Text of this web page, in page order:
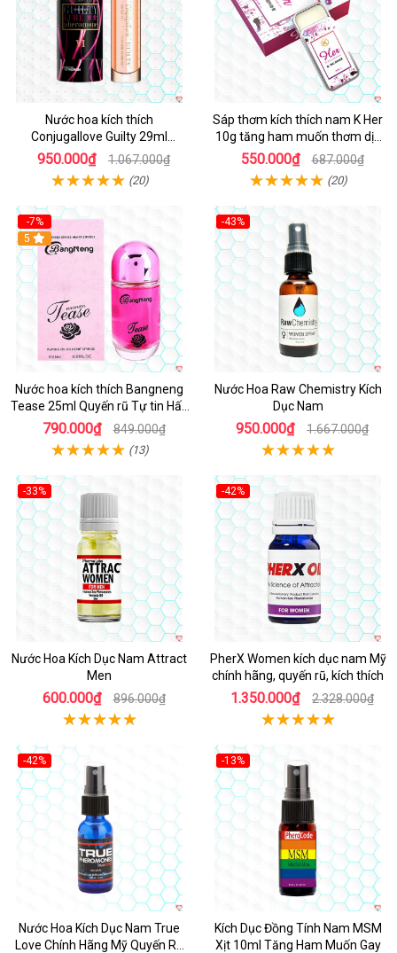
Nước hoa kích thích
Conjugallove Guilty 29ml
Pheromone tăng ham muốn
950.000₫ 1.067.000₫
(20)
Sáp thơm kích thích nam K Her
10g tăng ham muốn thơm dịu
dễ dùng
550.000₫ 687.000₫
(20)
-7%
5
Nước hoa kích thích Bangneng
Tease 25ml Quyến rũ Tự tin Hấp
dẫn
790.000₫ 849.000₫
(13)
-43%
Nước Hoa Raw Chemistry Kích
Dục Nam
950.000₫ 1.667.000₫
-33%
Nước Hoa Kích Dục Nam Attract
Men
600.000₫ 896.000₫
-42%
PherX Women kích dục nam Mỹ
chính hãng, quyến rũ, kích thích
1.350.000₫ 2.328.000₫
-42%
Nước Hoa Kích Dục Nam True
Love Chính Hãng Mỹ Quyến Rũ
-13%
Kích Dục Đồng Tính Nam MSM
Xịt 10ml Tăng Ham Muốn Gay